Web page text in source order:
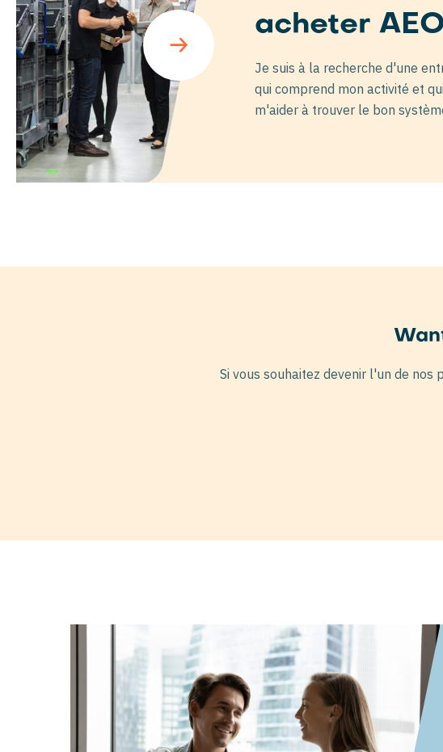
acheter
Je suis à la recherche d'une
qui comprend mon activité et
m'aider à trouver le bon
Si vous souhaitez devenir l'un de